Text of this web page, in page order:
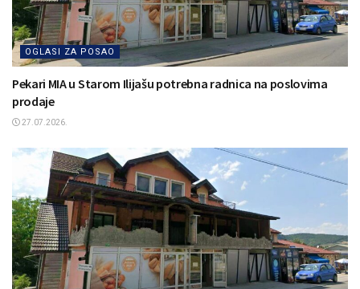
OGLASI ZA POSAO
Pekari MIA u Starom Ilijašu potrebna radnica na poslovima
prodaje
27.07.2026.